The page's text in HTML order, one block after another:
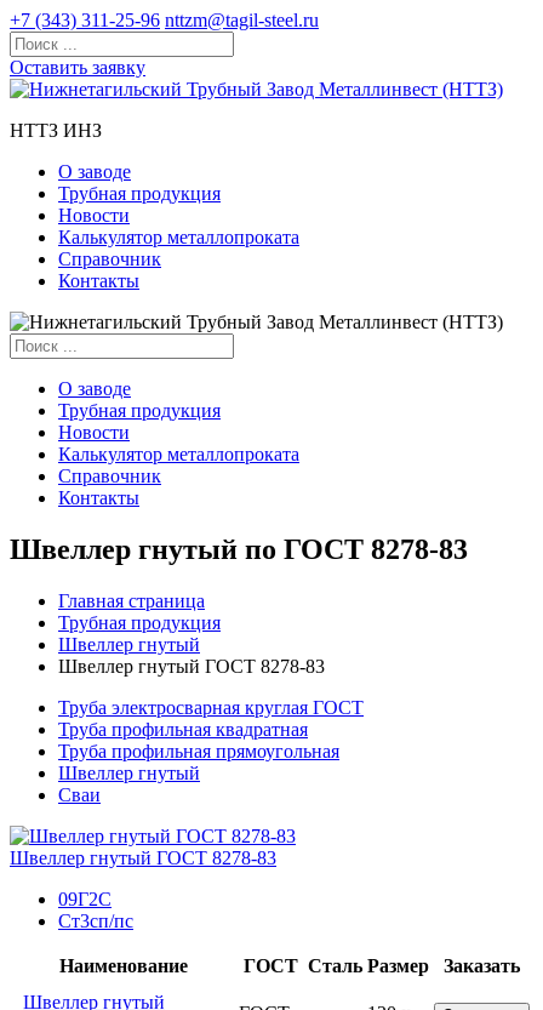
+7 (343) 311-25-96 nttzm@tagil-steel.ru
Оставить заявку
НТТЗ ИНЗ
О заводе
Трубная продукция
Новости
Калькулятор металлопроката
Справочник
Контакты
О заводе
Трубная продукция
Новости
Калькулятор металлопроката
Справочник
Контакты
Швеллер гнутый по ГОСТ 8278-83
Главная страница
Трубная продукция
Швеллер гнутый
Швеллер гнутый ГОСТ 8278-83
Труба электросварная круглая ГОСТ
Труба профильная квадратная
Труба профильная прямоугольная
Швеллер гнутый
Сваи
Швеллер гнутый ГОСТ 8278-83
09Г2С
Ст3сп/пс
Наименование ГОСТ Сталь Размер
Заказать
Швеллер гнутый